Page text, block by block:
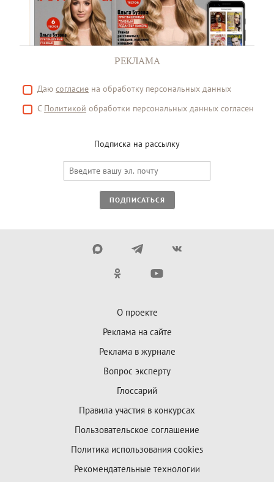
РЕКЛАМА
Даю согласие на обработку персональных данных
С Политикой обработки персональных данных согласен
Подписка на рассылку
ПОДПИСАТЬСЯ
О проекте
Реклама на сайте
Реклама в журнале
Вопрос эксперту
Глоссарий
Правила участия в конкурсах
Пользовательское соглашение
Политика использования cookies
Рекомендательные технологии